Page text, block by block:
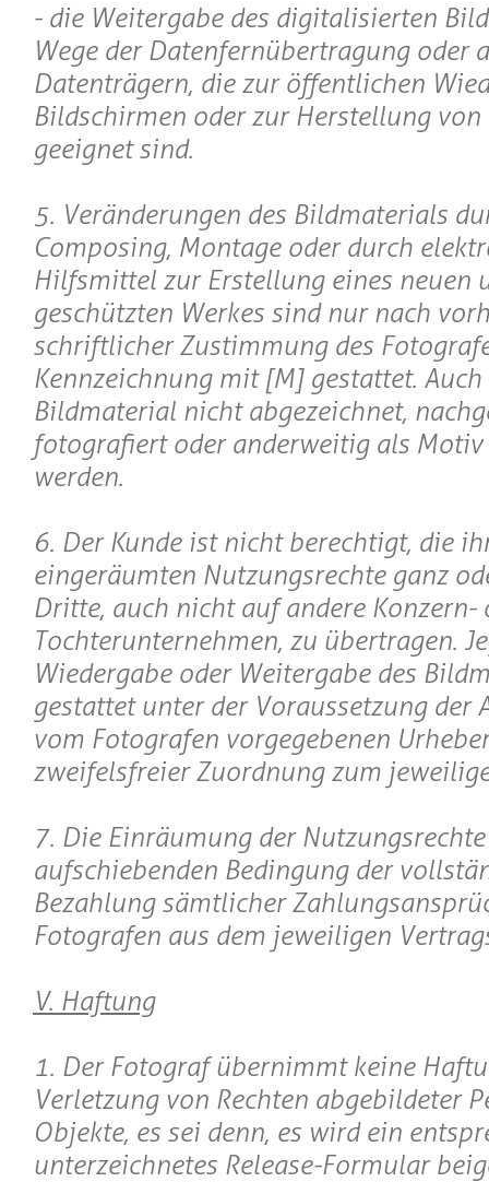
- die Weitergabe des digitalisierten
Wege der Datenfernübertragung oder
Datenträgern, die zur öffentlichen
Bildschirmen oder zur Herstellung von
geeignet sind.
5. Veränderungen des Bildmaterials
Composing, Montage oder durch
Hilfsmittel zur Erstellung eines neuen
geschützten Werkes sind nur nach
schriftlicher Zustimmung des
Kennzeichnung mit [M] gestattet. Auch
Bildmaterial nicht abgezeichnet,
fotografiert oder anderweitig als
werden.
6. Der Kunde ist nicht berechtigt, die
eingeräumten Nutzungsrechte ganz
Dritte, auch nicht auf andere Konzern-
Tochterunternehmen, zu übertragen.
Wiedergabe oder Weitergabe des
gestattet unter der Voraussetzung der
vom Fotografen vorgegebenen
zweifelsfreier Zuordnung zum
7. Die Einräumung der
aufschiebenden Bedingung der
Bezahlung sämtlicher
Fotografen aus dem jeweiligen
V. Haftung
1. Der Fotograf übernimmt keine
Verletzung von Rechten abgebildeter
Objekte, es sei denn, es wird ein
unterzeichnetes Release-Formular